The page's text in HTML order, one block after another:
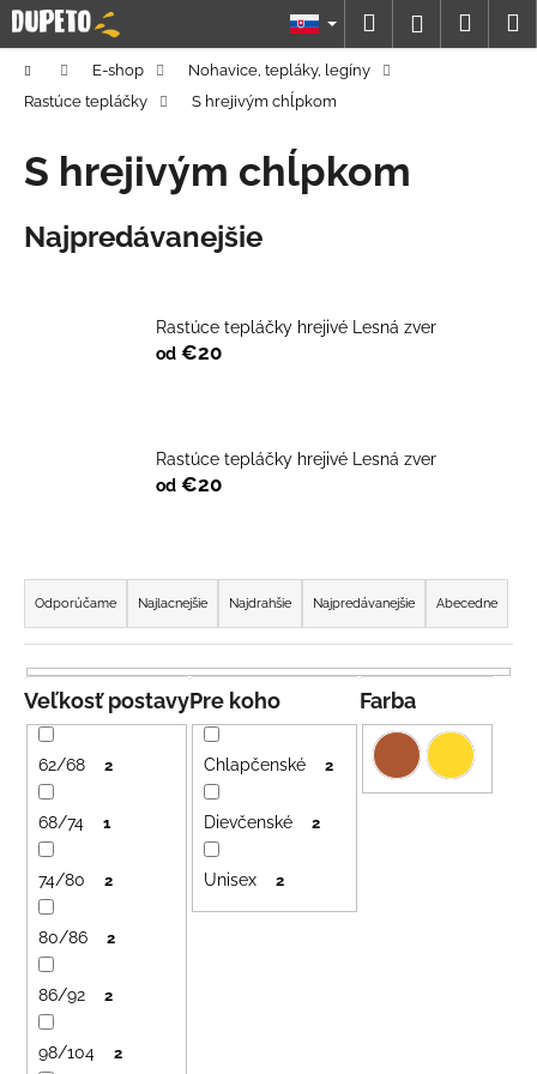
Prejsť
na
obsah
Hľadať
DomovE-shop
Nohavice, tepláky, legíny
Rastúce tepláčky
S hrejivým chĺpkom
S hrejivým chĺpkom
Najpredávanejšie
Rastúce tepláčky hrejivé Lesná zver
od €20
Rastúce tepláčky hrejivé Lesná zver
od €20
R
a
d
e
n
i
e
p
o
d
u
o
Odporúčame Najlacnejšie Najdrahšie Najpredávanejšie Abecedne
Farba
Pre koho
Chlapčenské 2
Dievčenské 2
Unisex 2
Veľkosť postavy
62/68 2
68/74 1
74/80 2
80/86 2
86/92 2
98/104 2
K
o
o
p
o
t
s
ť
?
HĽADAŤ
O
d
p